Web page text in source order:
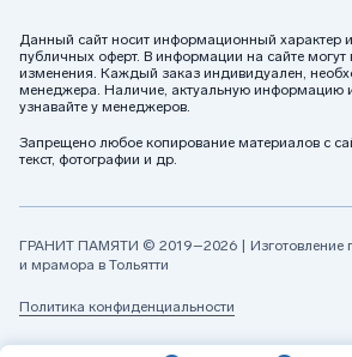
Данный сайт носит информационный характер
публичных оферт. В информации на сайте могут
изменения. Каждый заказ индивидуален,
менеджера. Наличие, актуальную информацию
узнавайте у менеджеров.
Запрещено любое копирование материалов с
текст, фотографии и др.
ГРАНИТ ПАМЯТИ © 2019–2026 | Изготовление
и мрамора в Тольятти
Политика конфиденциальности